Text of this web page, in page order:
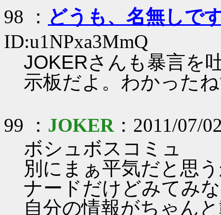
98 ： どうも、名無しで
ID:u1NPxa3MmQ
JOKERさんも暴言を
示板だよ。わかった
99 ： JOKER：2011/07/
ボシュボスコミュ
別にまぁ平気だと思
ナードだけどみてみな
自分の情報がちゃん